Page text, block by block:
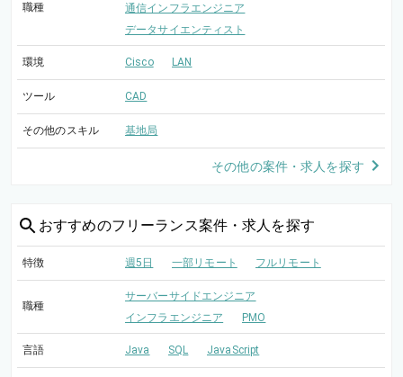
職種
通信インフラエンジニア
データサイエンティスト
環境 Cisco LAN
ツール CAD
その他のスキル 基地局
その他の案件・求人を探す
おすすめのフリーランス案件・求人を探す
特徴 週5日 一部リモート フルリモート
職種
サーバーサイドエンジニア
インフラエンジニア
PMO
言語 Java SQL JavaScript